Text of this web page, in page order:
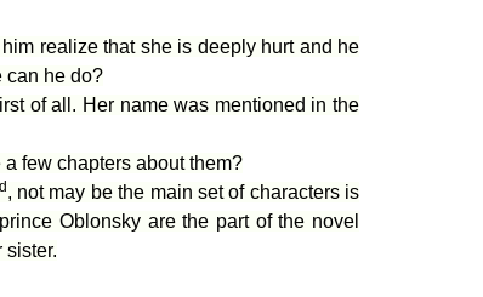
realize that she is deeply hurt and he
can he do?
of all. Her name was mentioned in the
few chapters about them?
, not may be the main set of characters is
Oblonsky are the part of the novel
sister.